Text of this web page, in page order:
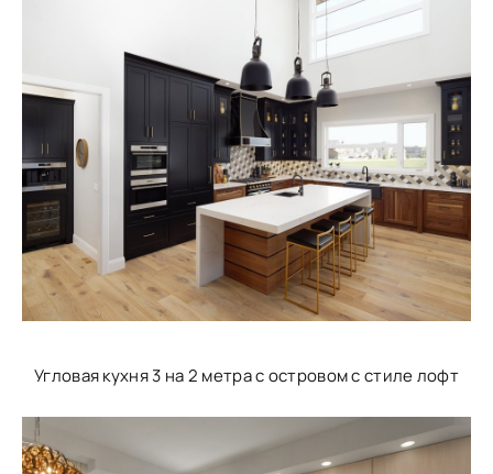
Угловая кухня 3 на 2 метра с островом с стиле лофт